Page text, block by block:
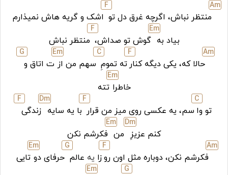
Am
منتظر نباش، اگرچه غرق دل تو
F
اشک و گریه هاش نمیذارم
بیاد به
Em
گوش تو صداش،
F
منتظر نباش
Am
حالا که، یکی دیگه کنار
F
ته تمومِ
C
سهم من از
Em
ت اتاق و
G
خاطرا
Em
تته
تو وا
C
سم، یه عکسی روی میز من قرار
F
با یه سایه
Dm
زندگی
F
کنم عزیزِ
Dm
من
Em
فکرشم نکن
Am
فکرشم نکن، دوباره مثل اون رو
F
زا یه عالم
G
حرفای دو
Em
تایی
G
Em